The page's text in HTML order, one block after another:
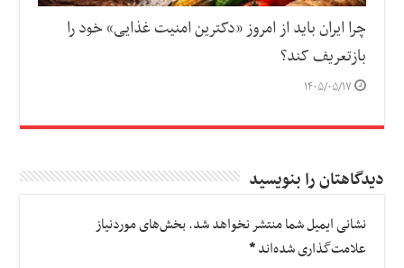
چرا ایران باید از امروز «دکترین امنیت غذایی» خود را
بازتعریف کند؟
۱۴۰۵/۰۵/۱۷
دیدگاهتان را بنویسید
نشانی ایمیل شما منتشر نخواهد شد.بخش‌های موردنیاز
علامت‌گذاری شده‌اند*